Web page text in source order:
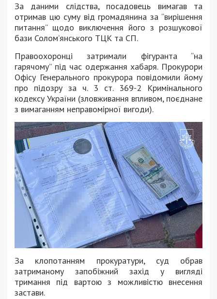
За даними слідства, посадовець вимагав та
отримав цю суму від громадянина за “вирішення
питання” щодо виключення його з розшукової
бази Солом’янського ТЦК та СП.
Правоохоронці затримали фігуранта “на
гарячому” під час одержання хабаря. Прокурори
Офісу Генерального прокурора повідомили йому
про підозру за ч. 3 ст. 369-2 Кримінального
кодексу України (зловживання впливом, поєднане
з вимаганням неправомірної вигоди).
За клопотанням прокуратури, суд обрав
затриманому запобіжний захід у вигляді
тримання під вартою з можливістю внесення
застави.